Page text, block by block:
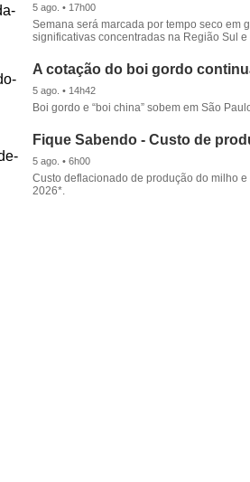
5 ago. • 17h00
Semana será marcada por tempo seco em
significativas concentradas na Região Sul
A cotação do boi gordo
5 ago. • 14h42
Boi gordo e “boi china” sobem em São
Fique Sabendo - Custo de
5 ago. • 6h00
Custo deflacionado de produção do milho
2026*.